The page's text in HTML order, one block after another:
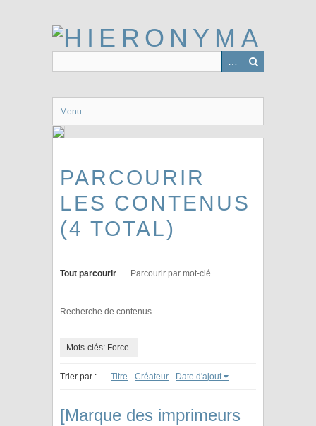
Menu
PARCOURIR
LES CONTENUS
(4 TOTAL)
Tout parcourir Parcourir par mot-clé
Recherche de contenus
Mots-clés: Force
Trier par : Titre Créateur Date d'ajout
[Marque des imprimeurs